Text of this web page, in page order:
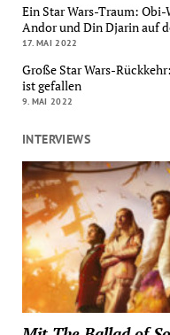
Ein Star Wars-Traum: Obi-
Andor und Din Djarin auf
17. MAI 2022
Große Star Wars-
ist gefallen
9. MAI 2022
INTERVIEWS